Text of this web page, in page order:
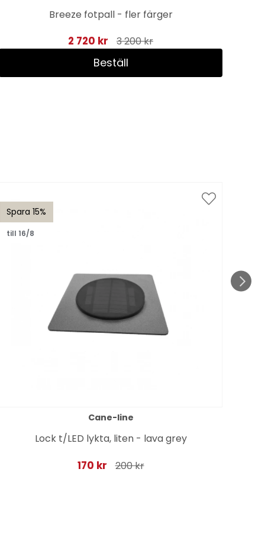
Breeze fotpall - fler färger
2 720 kr 3 200 kr
Beställ
Spara 15%
till 16/8
Cane-line
Lock t/LED lykta, liten - lava grey
170 kr 200 kr